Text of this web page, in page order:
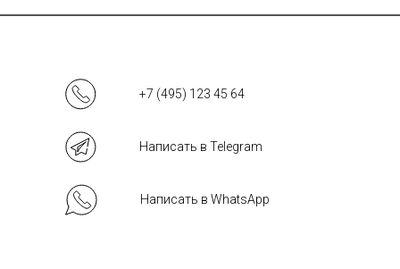
+7 (495) 123 45 64
Написать в Telegram
Написать в WhatsApp